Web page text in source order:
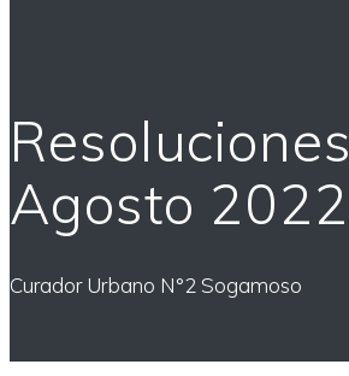
Resoluciones
Agosto 2022
Curador Urbano N°2 Sogamoso